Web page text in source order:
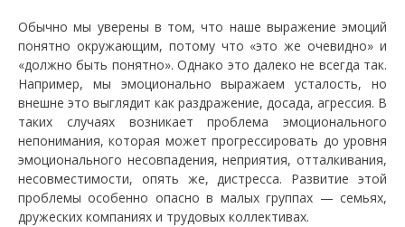
Обычно мы уверены в том, что наше выражение эмоций
понятно окружающим, потому что «это же очевидно» и
«должно быть понятно». Однако это далеко не всегда так.
Например, мы эмоционально выражаем усталость, но
внешне это выглядит как раздражение, досада, агрессия. В
таких случаях возникает проблема эмоционального
непонимания, которая может прогрессировать до уровня
эмоционального несовпадения, неприятия, отталкивания,
несовместимости, опять же, дистресса. Развитие этой
проблемы особенно опасно в малых группах — семьях,
дружеских компаниях и трудовых коллективах.